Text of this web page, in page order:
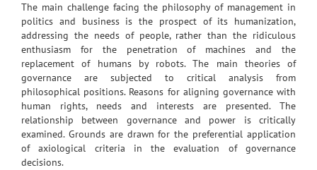
The main challenge facing the philosophy of management in
politics and business is the prospect of its humanization,
addressing the needs of people, rather than the ridiculous
enthusiasm for the penetration of machines and the
replacement of humans by robots. The main theories of
governance are subjected to critical analysis from
philosophical positions. Reasons for aligning governance with
human rights, needs and interests are presented. The
relationship between governance and power is critically
examined. Grounds are drawn for the preferential application
of axiological criteria in the evaluation of governance
decisions.